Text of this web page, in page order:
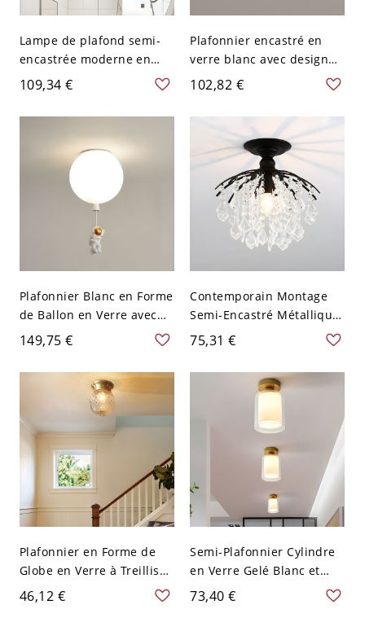
Lampe de plafond semi-
encastrée moderne en
verre blanc pour couloir
Globe Hallway, 6" de large,
1 ampoule, avec une
109,34 €
Plafonnier encastré en
verre blanc avec design
moderne - 110 V-120 V
12,7 cm
102,82 €
Plafonnier Blanc en Forme
de Ballon en Verre avec
Décor d'Astronaute Style
Enfant Luminaire Encastré
Intérieur - Blanc 110 V-
120 V 17,78 cm Football
149,75 €
Contemporain Montage
Semi-Encastré Métallique
avec Décor de Cristal
Semi-Plafonnier pour
Couloir - 110 V-120 V Noir
75,31 €
Plafonnier en Forme de
Globe en Verre à Treillis
Lampe Encastrée à 1
Ampoule Style Moderne
46,12 €
Semi-Plafonnier Cylindre
en Verre Gelé Blanc et
Transparent Lampe Semi-
Encastrée à 1-Tête Style
73,40 €